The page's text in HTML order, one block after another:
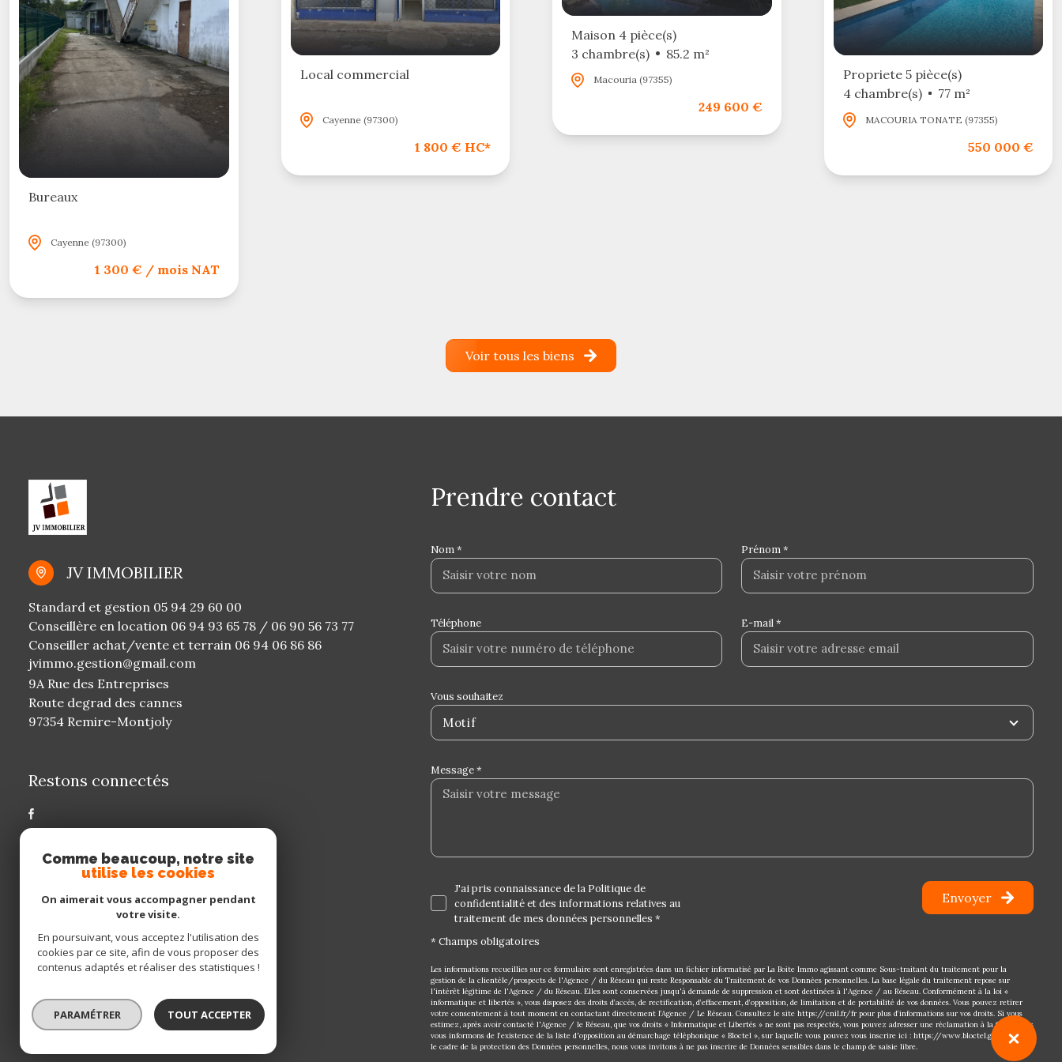
Bureaux
Cayenne (97300)
1 300 € / mois NAT
Local commercial
Cayenne (97300)
1 800 € HC*
Maison 4 pièce(s)
3 chambre(s)
85.2 m²
Macouria (97355)
249 600 €
Propriete 5 pièce(s)
4 chambre(s)
77 m²
MACOURIA TONATE (97355)
550 000 €
Voir tous les biens
prendre contact
Nom * Prénom *
Téléphone E-mail *
Vous souhaitez
Motif
Message *
J'ai pris connaissance de la Politique de
confidentialité et des informations relatives au
traitement de mes données personnelles *
* Champs obligatoires
Envoyer
Les informations recueillies sur ce formulaire sont enregistrées dans un fichier informatisé par La Boite Immo agissant comme Sous-traitant du traitement pour la
gestion de la clientèle/prospects de l'Agence / du Réseau qui reste Responsable du Traitement de vos Données personnelles. La base légale du traitement repose sur
l'intérêt légitime de l'Agence / du Réseau. Elles sont conservées jusqu'à demande de suppression et sont destinées à l'Agence / au Réseau. Conformément à la loi «
informatique et libertés », vous disposez des droits d’accès, de rectification, d’effacement, d’opposition, de limitation et de portabilité de vos données. Vous pouvez retirer
votre consentement à tout moment en contactant directement l’Agence / Le Réseau. Consultez le site https://cnil.fr/frpour plus d’informations sur vos droits. Si vous
estimez, après avoir contacté l'Agence / le Réseau, que vos droits « Informatique et Libertés » ne sont pas respectés, vous pouvez adresser une réclamation à la CNIL. Nous
vous informons de l’existence de la liste d'opposition au démarchage téléphonique « Bloctel », sur laquelle vous pouvez vous inscrire ici : https://www.bloctel.gouv.fr. Dans
le cadre de la protection des Données personnelles, nous vous invitons à ne pas inscrire de Données sensibles dans le champ de saisie libre.
JV IMMOBILIER
jvimmo.gestion@gmail.com
Standard et gestion 05 94 29 60 00
Conseillère en location 06 94 93 65 78 / 06 90 56 73 77
Conseiller achat/vente et terrain 06 94 06 86 86
9A Rue des Entreprises
Route degrad des cannes
97354 Remire-Montjoly
Restons connectés
Agence membre
Comme beaucoup, notre site
utilise les cookies
On aimerait vous accompagner pendant
votre visite.
En poursuivant, vous acceptez l'utilisation des
cookies par ce site, afin de vous proposer des
contenus adaptés et réaliser des statistiques !
PARAMÉTRER TOUT ACCEPTER